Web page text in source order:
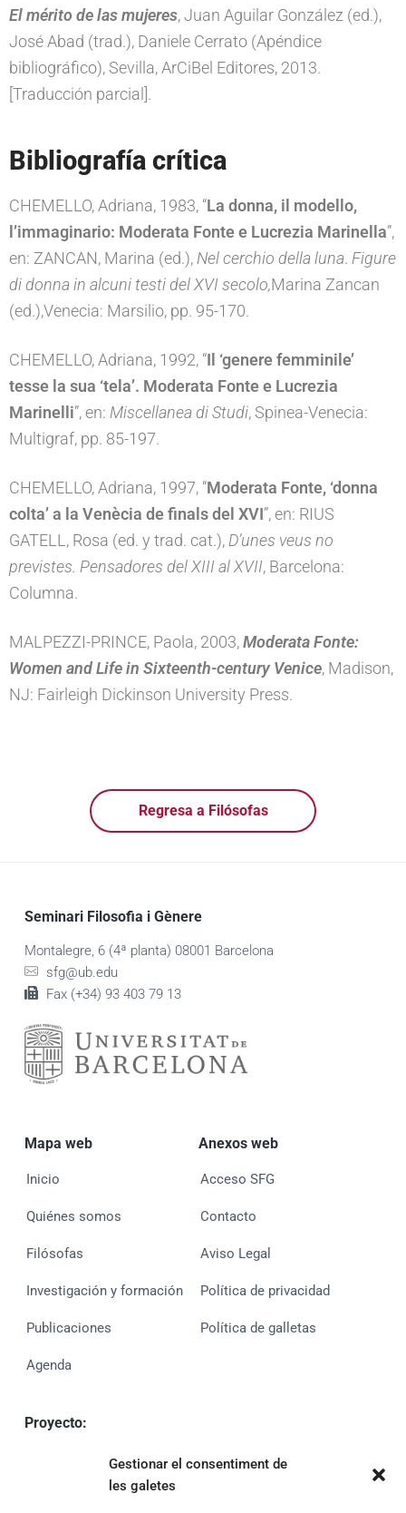
Gestionar el consentiment de
les galetes
El mérito de las mujeres, Juan Aguilar González (ed.),
José Abad (trad.), Daniele Cerrato (Apéndice
bibliográfico), Sevilla, ArCiBel Editores, 2013.
[Traducción parcial].
Bibliografía crítica
CHEMELLO, Adriana, 1983, “La donna, il modello,
l’immaginario: Moderata Fonte e Lucrezia Marinella”,
en: ZANCAN, Marina (ed.),Nel cerchio della luna. Figure
di donna in alcuni testi del XVI secolo,Marina Zancan
(ed.),Venecia: Marsilio, pp. 95-170.
CHEMELLO, Adriana, 1992, “Il ‘genere femminile’
tesse la sua ‘tela’. Moderata Fonte e Lucrezia
Marinelli”, en: Miscellanea di Studi, Spinea-Venecia:
Multigraf, pp. 85-197.
CHEMELLO, Adriana, 1997, “Moderata Fonte, ‘donna
colta’ a la Venècia de finals del XVI”, en: RIUS
GATELL, Rosa (ed. y trad. cat.), D’unes veus no
previstes. Pensadores del XIII al XVII, Barcelona:
Columna.
MALPEZZI-PRINCE, Paola, 2003,Moderata Fonte:
Women and Life in Sixteenth-century Venice, Madison,
NJ: Fairleigh Dickinson University Press.
Regresa a Filósofas
Seminari Filosofia i Gènere
Montalegre, 6 (4ª planta) 08001 Barcelona
sfg@ub.edu
Fax (+34) 93 403 79 13
Mapa web
Inicio
Quiénes somos
Filósofas
Investigación y formación
Publicaciones
Agenda
Anexos web
Acceso SFG
Contacto
Aviso Legal
Política de privacidad
Política de galletas
Proyecto:
PID2020-113980GA-I00 (MCIN/AEIUE)